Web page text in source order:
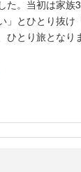
た。当初は家族
」とひとり抜け
ひとり旅となり